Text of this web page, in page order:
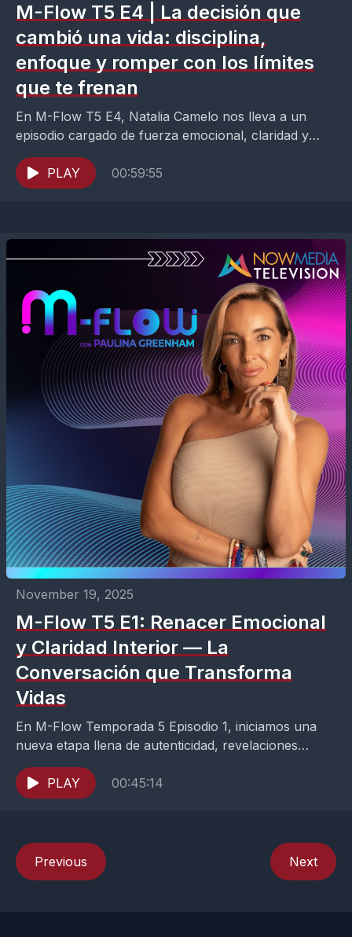
M-Flow T5 E4 | La decisión que
cambió una vida: disciplina,
enfoque y romper con los límites
que te frenan
En M-Flow T5 E4, Natalia Camelo nos lleva a un
episodio cargado de fuerza emocional, claridad y
decisiones que transforman. Aquí exploramos cómo
un... PLAY 00:59:55
November 19, 2025
M-Flow T5 E1: Renacer Emocional
y Claridad Interior — La
Conversación que Transforma
Vidas
En M-Flow Temporada 5 Episodio 1, iniciamos una
nueva etapa llena de autenticidad, revelaciones
emocionales y crecimiento personal. Este episodio
explora cómo sanar desde...
PLAY 00:45:14
Previous Next